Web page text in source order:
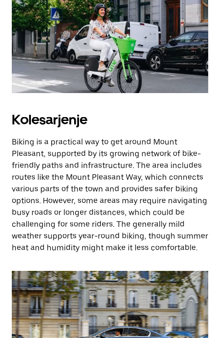
Kolesarjenje
Biking is a practical way to get around Mount
Pleasant, supported by its growing network of bike-
friendly paths and infrastructure. The area includes
routes like the Mount Pleasant Way, which connects
various parts of the town and provides safer biking
options. However, some areas may require navigating
busy roads or longer distances, which could be
challenging for some riders. The generally mild
weather supports year-round biking, though summer
heat and humidity might make it less comfortable.